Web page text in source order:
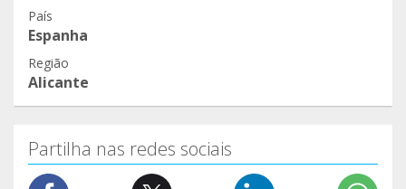
País
Espanha
Região
Alicante
Partilha nas redes sociais